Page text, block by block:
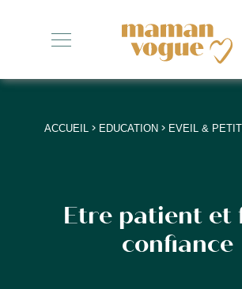
+
+
+
+
ACCUEIL> EDUCATION> EVEIL &
Etre patient et
confiance